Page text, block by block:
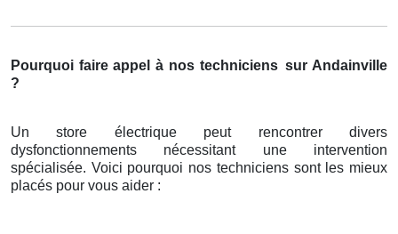
Pourquoi faire appel à nos techniciens sur Andainville
?
Un store électrique peut rencontrer divers
dysfonctionnements nécessitant une intervention
spécialisée. Voici pourquoi nos techniciens sont les mieux
placés pour vous aider :